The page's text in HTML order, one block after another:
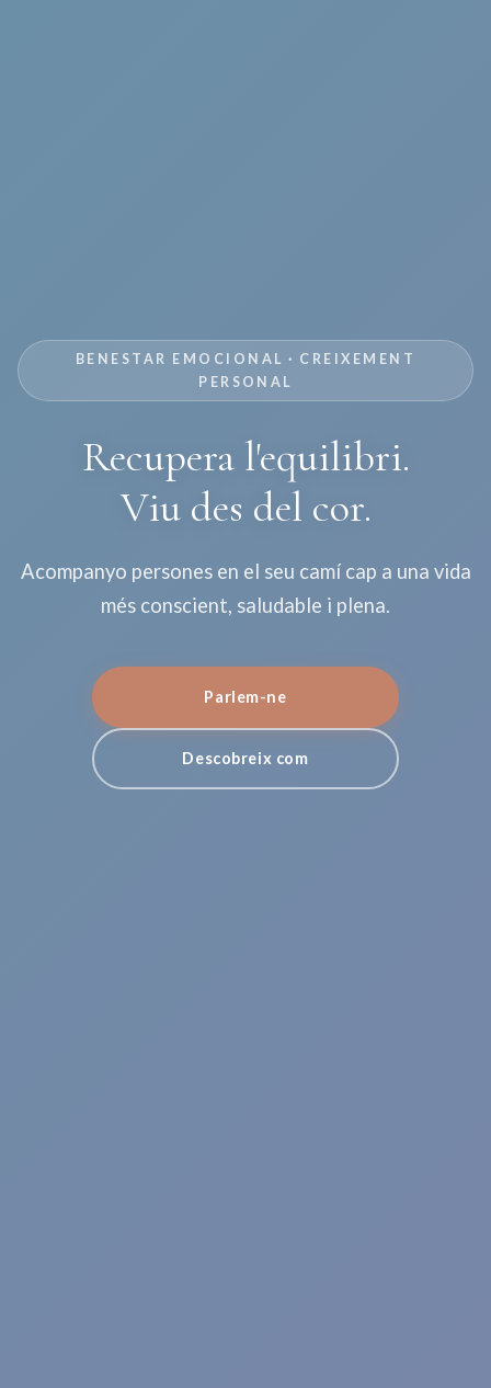
BENESTAR EMOCIONAL · CREIXEMENT
PERSONAL
Recupera l'equilibri.
Viu des del cor.
Acompanyo persones en el seu camí cap a una vida
més conscient, saludable i plena.
Parlem-ne
Descobreix com